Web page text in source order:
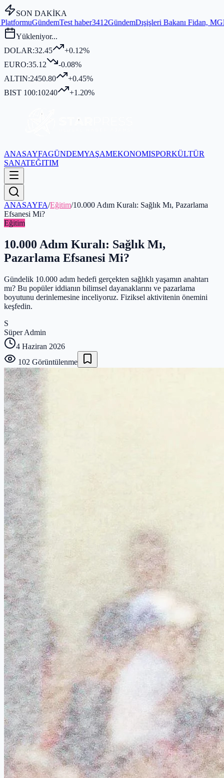
SON DAKİKA
GündemDışişleri Bakanı Fidan, MGK Genel
Yükleniyor...
DOLAR:32.45
+0.12%
EURO:35.12
-0.08%
ALTIN:2450.80
+0.45%
BIST 100:10240 +1.20%
ANASAYFAGÜNDEMYAŞAMEKONOMISPORKÜLTÜR
SANATEĞITIM
ANASAYFA/Eğitim/10.000 Adım Kuralı: Sağlık Mı, Pazarlama
Efsanesi Mi?
Eğitim
10.000 Adım Kuralı: Sağlık Mı,
Pazarlama Efsanesi Mi?
Gündelik 10.000 adım hedefi gerçekten sağlıklı yaşamın anahtarı
mı? Bu popüler iddianın bilimsel dayanaklarını ve pazarlama
boyutunu derinlemesine inceliyoruz. Fiziksel aktivitenin önemini
keşfedin.
S
Süper Admin
4 Haziran 2026
102 Görüntülenme